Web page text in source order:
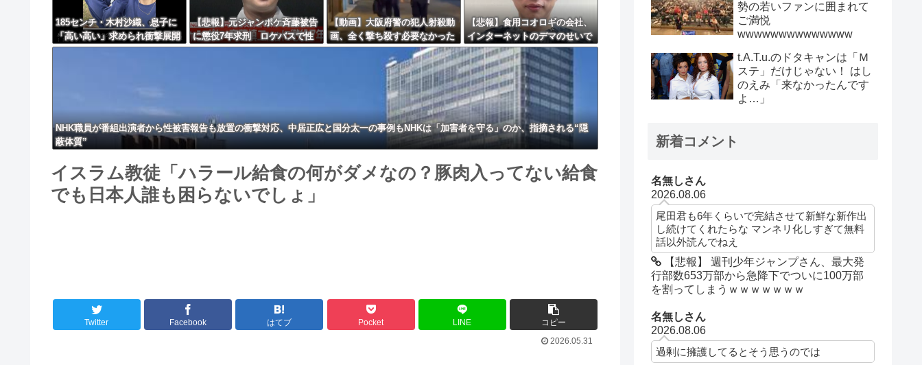
Powered by livedoor 相互RSS
185センチ・木村沙織、息子に
「高い高い」求められ衝撃展開
激白 ｗｗｗｗｗｗｗｗｗｗ
【悲報】元ジャンポケ斉藤被告
に懲役7年求刑 ロケバスで性
的暴行の罪ｗｗｗｗｗｗｗｗｗ
【動画】大阪府警の犯人射殺動
画、全く撃ち殺す必要なかった
ｗｗｗｗｗｗｗｗｗｗｗ
【悲報】食用コオロギの会社、
インターネットのデマのせいで
倒産ｗｗｗｗｗｗｗｗｗｗｗｗ
NHK職員が番組出演者から性被害報告も放置の衝撃対応、中居正広と国分太一の事例もNHKは「加害者を守る」のか、指摘される“隠
蔽体質”
イスラム教徒「ハラール給食の何がダメなの？豚肉入ってない給食
でも日本人誰も困らないでしょ」
Twitter Facebook はてブ Pocket LINE
コピー
2026.05.31
勢の若いファンに囲まれて
ご満悦
wwwwwwwwwwwwww
t.A.T.u.のドタキャンは「Ｍ
ステ」だけじゃない！ はし
のえみ「来なかったんです
よ…」
新着コメント
名無しさん
2026.08.06
尾田君も6年くらいで完結させて新鮮な新作出
し続けてくれたらな マンネリ化しすぎて無料
話以外読んでねえ
【悲報】 週刊少年ジャンプさん、最大発
行部数653万部から急降下でついに100万部
を割ってしまうｗｗｗｗｗｗｗ
名無しさん
2026.08.06
過剰に擁護してるとそう思うのでは